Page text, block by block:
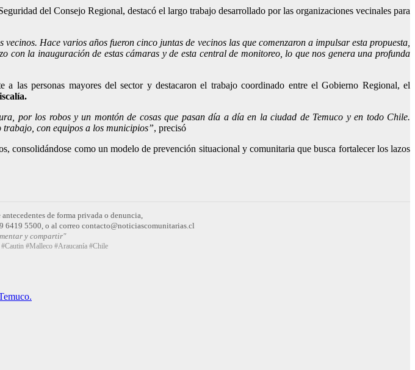
del Consejo Regional, destacó el largo trabajo desarrollado por las organizaciones vecinales para
Hace varios años fueron cinco juntas de vecinos las que comenzaron a impulsar esta propuesta,
con la inauguración de estas cámaras y de esta central de monitoreo, lo que nos genera una profunda
a las personas mayores del sector y destacaron el trabajo coordinado entre el Gobierno Regional, el
por los robos y un montón de cosas que pasan día a día en la ciudad de Temuco y en todo Chile.
trabajo, con equipos a los municipios”, precisó
consolidándose como un modelo de prevención situacional y comunitaria que busca fortalecer los lazos
de forma privada o denuncia,
6419 5500, o al correo contacto@noticiascomunitarias.cl
y compartir"
#Malleco #Araucanía #Chile